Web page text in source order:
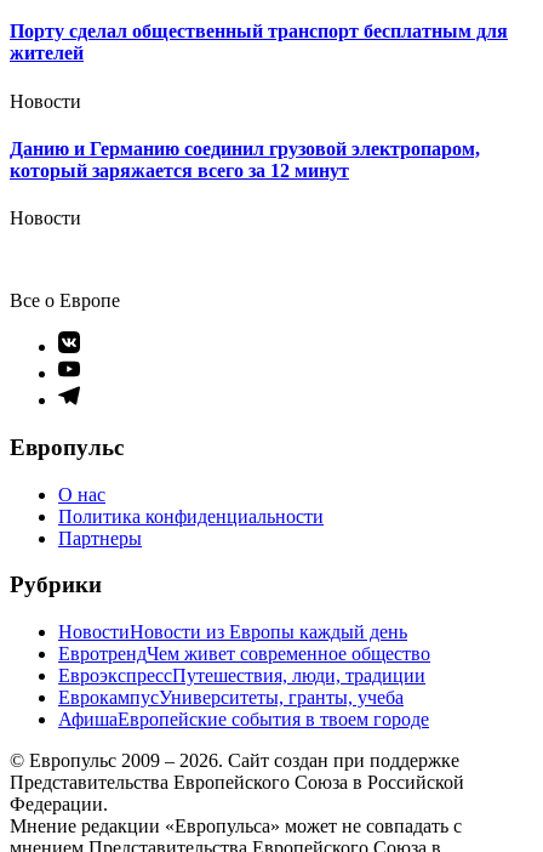
Порту сделал общественный транспорт бесплатным для
жителей
Новости
Данию и Германию соединил грузовой электропаром,
который заряжается всего за 12 минут
Новости
Все о Европе
Элемент
меню
Элемент
меню
Элемент
Европульс
О нас
Политика конфиденциальности
Партнеры
Рубрики
НовостиНовости из Европы каждый день
ЕвротрендЧем живет современное общество
ЕвроэкспрессПутешествия, люди, традиции
ЕврокампусУниверситеты, гранты, учеба
АфишаЕвропейские события в твоем городе
© Европульс 2009 – 2026. Сайт создан при поддержке
Представительства Европейского Союза в Российской
Федерации.
Мнение редакции «Европульса» может не совпадать с
мнением Представительства Европейского Союза в